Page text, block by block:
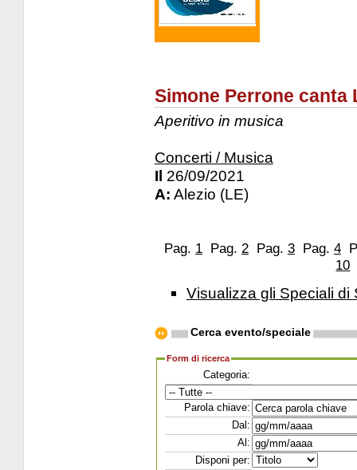
Simone Perrone canta
Aperitivo in musica
Concerti / Musica
Il 26/09/2021
A: Alezio (LE)
Pag. 1 Pag. 2 Pag. 3 Pag. 4
10
Visualizza gli Speciali di
Cerca evento/speciale
Form di ricerca
Categoria:
Parola chiave:
Dal:
Al:
Disponi per: